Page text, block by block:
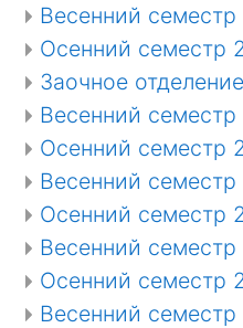
Весенний
Осенний семестр
Заочное
Весенний
Осенний семестр
Весенний
Осенний семестр
Весенний
Осенний семестр
Весенний